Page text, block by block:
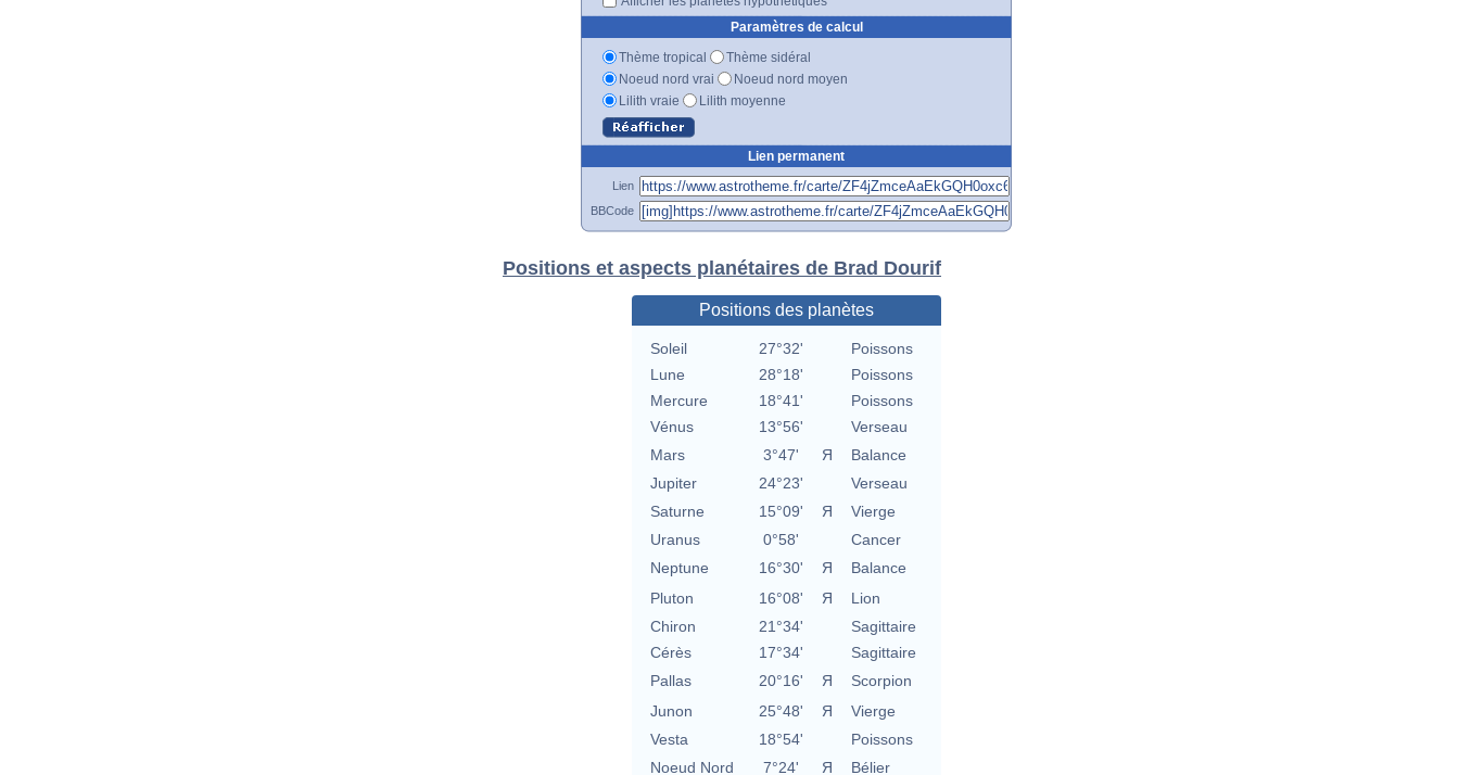
Paramètres de calcul
Thème tropical
Thème sidéral
Noeud nord vrai
Noeud nord moyen
Lilith vraie
Lilith moyenne
Lien permanent
Lien
BBCode
Positions et aspects planétaires de Brad Dourif
Positions des planètes
Soleil 27°32'
Poissons
Lune
28°18'
Poissons
Mercure
18°41'
Poissons
Vénus
13°56'
Verseau
Mars
3°47' Я
Balance
Jupiter
24°23'
Verseau
Saturne
15°09' Я
Vierge
Uranus
0°58'
Cancer
Neptune
16°30' Я
Balance
Pluton
16°08' Я
Lion
Chiron
21°34'
Sagittaire
Cérès
17°34'
Sagittaire
Pallas
20°16' Я
Scorpion
Junon
25°48' Я
Vierge
Vesta
18°54'
Poissons
Noeud Nord
7°24' Я Bélier